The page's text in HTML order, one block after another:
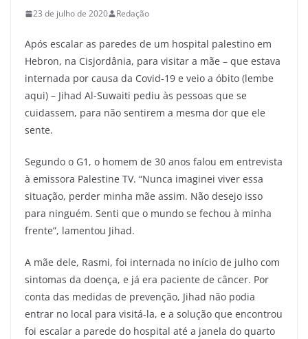
23 de julho de 2020 Redação
Após escalar as paredes de um hospital palestino em
Hebron, na Cisjordânia, para visitar a mãe – que estava
internada por causa da Covid-19 e veio a óbito (lembe
aqui) – Jihad Al-Suwaiti pediu às pessoas que se
cuidassem, para não sentirem a mesma dor que ele
sente.
Segundo o G1, o homem de 30 anos falou em entrevista
à emissora Palestine TV. “Nunca imaginei viver essa
situação, perder minha mãe assim. Não desejo isso
para ninguém. Senti que o mundo se fechou à minha
frente”, lamentou Jihad.
A mãe dele, Rasmi, foi internada no início de julho com
sintomas da doença, e já era paciente de câncer. Por
conta das medidas de prevenção, Jihad não podia
entrar no local para visitá-la, e a solução que encontrou
foi escalar a parede do hospital até a janela do quarto